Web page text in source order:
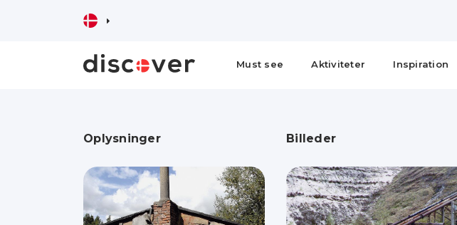
Must see Aktiviteter Inspiration
Oplysninger Billeder